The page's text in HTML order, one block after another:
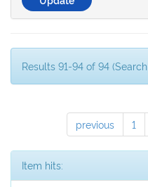
Results 91-94 of 94
previous 1
Item hits: